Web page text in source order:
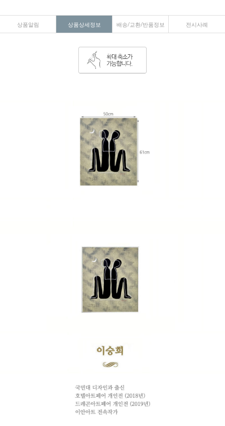
상품알림 상품상세정보 배송/교환/반품정보 전시사례